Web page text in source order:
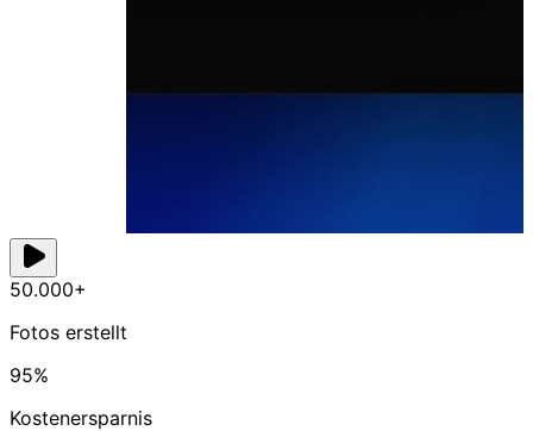
50.000+
Fotos erstellt
95%
Kostenersparnis